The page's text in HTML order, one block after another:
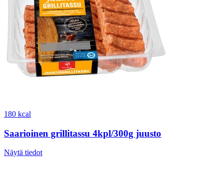
180 kcal
Saarioinen grillitassu 4kpl/300g juusto
Näytä tiedot